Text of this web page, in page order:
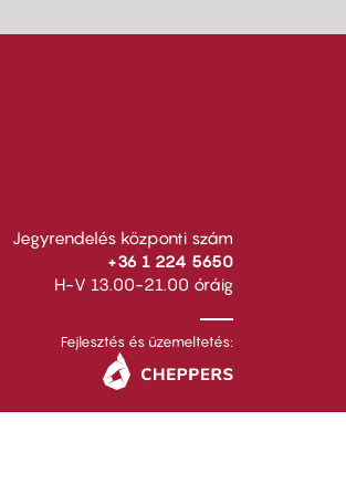
Jegyrendelés központi szám
+36 1 224 5650
H-V 13.00-21.00 óráig
Fejlesztés és üzemeltetés: